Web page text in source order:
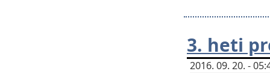
3. heti
2016. 09. 20. -